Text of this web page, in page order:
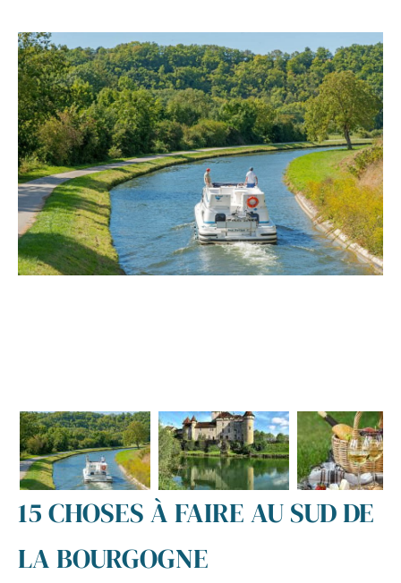
15 CHOSES À FAIRE AU SUD DE
LA BOURGOGNE